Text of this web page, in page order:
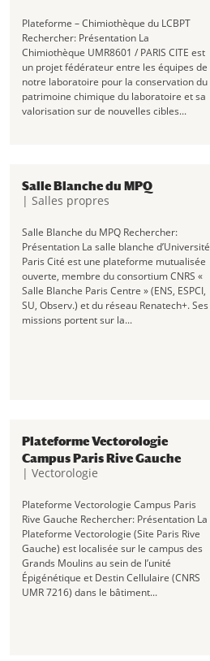
Plateforme – Chimiothèque du LCBPT
Rechercher: Présentation La
Chimiothèque UMR8601 / PARIS CITE est
un projet fédérateur entre les équipes de
notre laboratoire pour la conservation du
patrimoine chimique du laboratoire et sa
valorisation sur de nouvelles cibles...
Salle Blanche du MPQ
| Salles propres
Salle Blanche du MPQ Rechercher:
Présentation La salle blanche d’Université
Paris Cité est une plateforme mutualisée
ouverte, membre du consortium CNRS «
Salle Blanche Paris Centre » (ENS, ESPCI,
SU, Observ.) et du réseau Renatech+. Ses
missions portent sur la...
Plateforme Vectorologie
Campus Paris Rive Gauche
| Vectorologie
Plateforme Vectorologie Campus Paris
Rive Gauche Rechercher: Présentation La
Plateforme Vectorologie (Site Paris Rive
Gauche) est localisée sur le campus des
Grands Moulins au sein de l’unité
Épigénétique et Destin Cellulaire (CNRS
UMR 7216) dans le bâtiment...